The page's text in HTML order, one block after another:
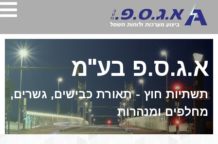
א.ג.ס.פ בע"מ
תשתיות חוץ - תאורת כבישים, גשרים,
מחלפים ומנהרות